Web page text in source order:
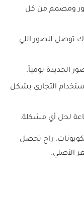
ومصمم من كل
توصل للصور اللي
الجديدة يومياً.
التجاري بشكل
لحل أي مشكلة.
راح تحصل
الأصلي.